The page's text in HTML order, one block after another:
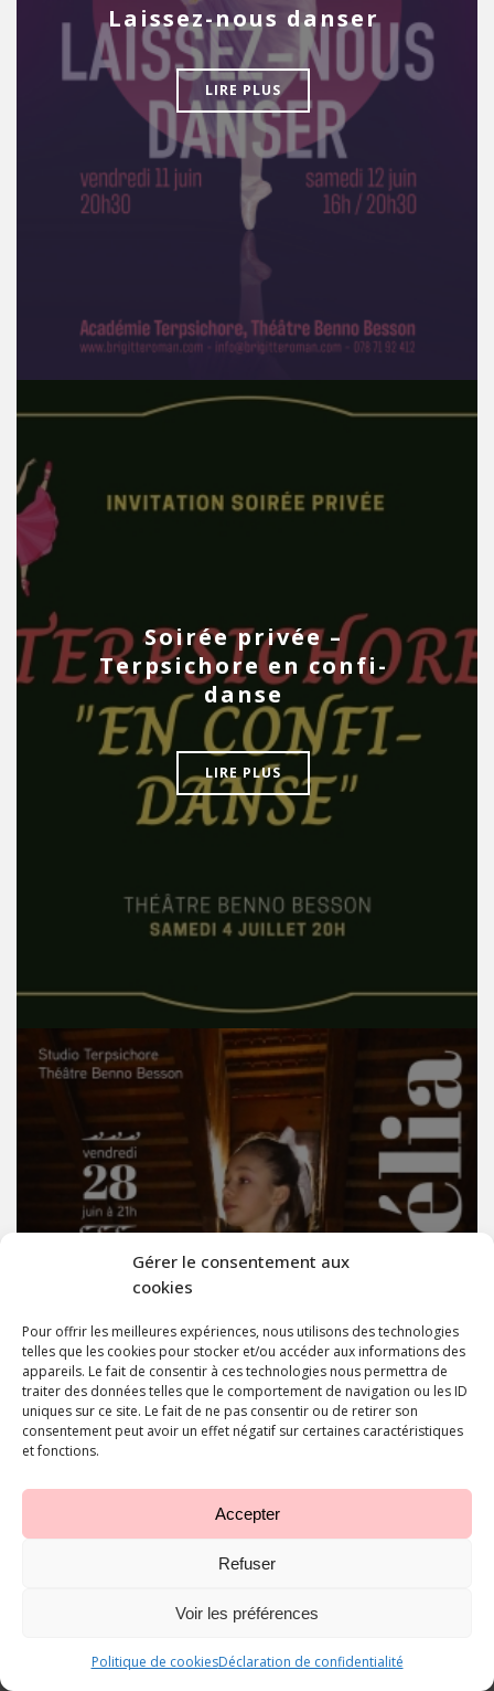
Gérer le consentement aux
cookies
Pour offrir les meilleures expériences, nous utilisons des technologies
telles que les cookies pour stocker et/ou accéder aux informations des
appareils. Le fait de consentir à ces technologies nous permettra de
traiter des données telles que le comportement de navigation ou les ID
uniques sur ce site. Le fait de ne pas consentir ou de retirer son
consentement peut avoir un effet négatif sur certaines caractéristiques
et fonctions.
Accepter
Refuser
Voir les préférences
Politique de cookiesDéclaration de confidentialité
Laissez-nous danser
LIRE PLUS
Soirée privée –
Terpsichore en confi-
danse
LIRE PLUS
Coppélia et Entre-
danses
LIRE PLUS
Appeler E-mail Plan d'accès